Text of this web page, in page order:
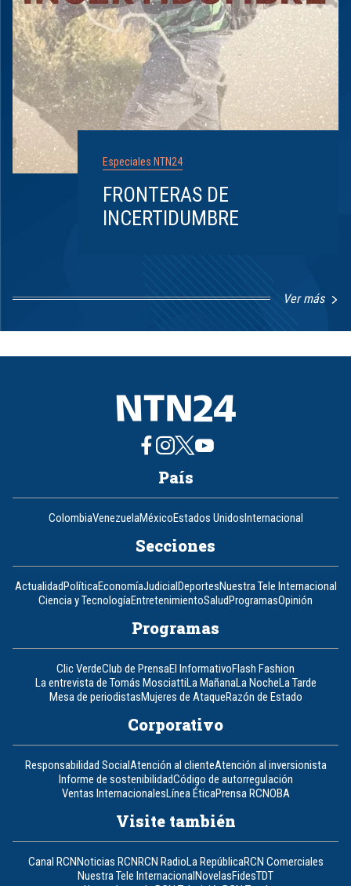
Especiales NTN24
FRONTERAS DE
INCERTIDUMBRE
Ver más
8
País
ColombiaVenezuelaMéxicoEstados UnidosInternacional
Secciones
ActualidadPolíticaEconomíaJudicialDeportesNuestra Tele Internacional
Ciencia y TecnologíaEntretenimientoSaludProgramasOpinión
Programas
Clic VerdeClub de PrensaEl InformativoFlash Fashion
La entrevista de Tomás MosciattiLa MañanaLa NocheLa Tarde
Mesa de periodistasMujeres de AtaqueRazón de Estado
Corporativo
Responsabilidad SocialAtención al clienteAtención al inversionista
Informe de sostenibilidadCódigo de autorregulación
Ventas InternacionalesLínea ÉticaPrensa RCNOBA
Visite también
Canal RCNNoticias RCNRCN RadioLa RepúblicaRCN Comerciales
Nuestra Tele InternacionalNovelasFidesTDT